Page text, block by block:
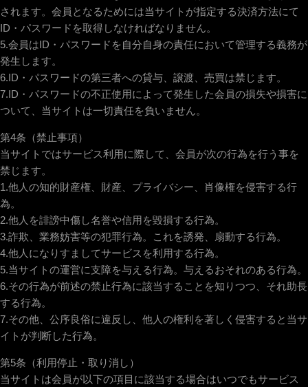
されます。会員となるためには当サイトが指定する決済方法にて
ID・パスワードを取得しなければなりません。
5.会員はID・パスワードを自分自身の責任において管理する義務が
発生します。
6.ID・パスワードの第三者への貸与、譲渡、売買は禁じます。
7.ID・パスワードの不正使用によって発生した会員の損失や損害に
ついて、当サイトは一切責任を負いません。
第4条（禁止事項）
当サイトではサービス利用に際して、会員が次の行為を行う事を
禁じます。
1.他人の知的財産権、財産、プライバシー、肖像権を侵害する行
為。
2.他人を誹謗中傷し名誉や信用を毀損する行為。
3.詐欺、業務妨害等の犯罪行為。これを誘発、扇動する行為。
4.他人になりすましてサービスを利用する行為。
5.当サイトの運営に支障を与える行為。与えるおそれのある行為。
6.その行為が前述の禁止行為に該当することを知りつつ、それ助長
する行為。
7.その他、公序良俗に違反し、他人の権利を著しく侵害すると当サ
イトが判断した行為。
第5条（利用停止・取り消し）
当サイトは会員が以下の項目に該当する場合はいつでもサービス